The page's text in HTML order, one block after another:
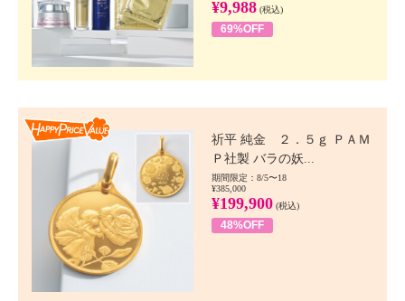
¥9,988 (税込)
69%OFF
祈平 純金 ２．５ｇ ＰＡＭ
Ｐ社製 バラの妖...
期間限定：8/5〜18
¥385,000
¥199,900 (税込)
48%OFF